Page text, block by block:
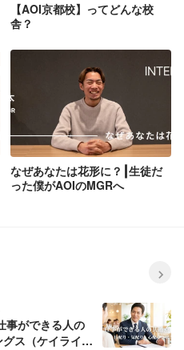
【AOI京都校】ってどんな校
舎？
なぜあなたは花形に？┃生徒だ
った僕がAOIのMGRへ
事ができる人の
ス（ケイライ